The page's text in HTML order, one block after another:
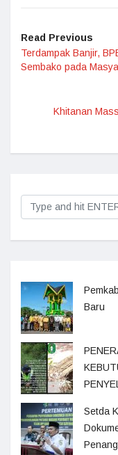
Read Previous
Terdampak Banjir,
Sembako pada
Khitanan
Baru
Setda